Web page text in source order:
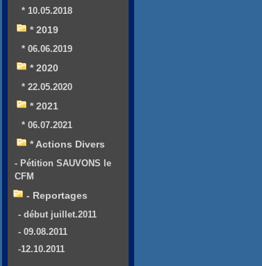
* 10.05.2018
* 2019
* 06.06.2019
* 2020
* 22.05.2020
* 2021
* 06.07.2021
* Actions Divers
- Pétition SAUVONS le
CFM
- Reportages
- début juillet.2011
- 09.08.2011
-12.10.2011